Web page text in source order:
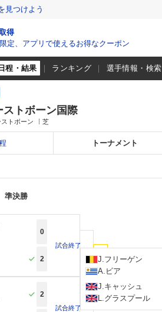
見つけよう
得
定、アプリで使えるお得なクーポン
日程・結果 ランキング 選手情報・検索
ストボーン国際
トボーン 芝
トーナメント
準決勝
0
2
試合終了
2
試合終了
J.フリーゲン
A.ビア
J.キャッシュ
L.グラスプール